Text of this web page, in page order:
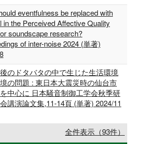
eventfulness be replaced with
in the Perceived Affective Quality
soundscape research?
of inter-noise 2024 (単著)
のドタバタの中で生じた生活環境
の問題 : 東日本大震災時の仙台市
中心に 日本騒音制御工学会秋季研
講演論文集,11-14頁 (単著) 2024/11
全件表示（93件）